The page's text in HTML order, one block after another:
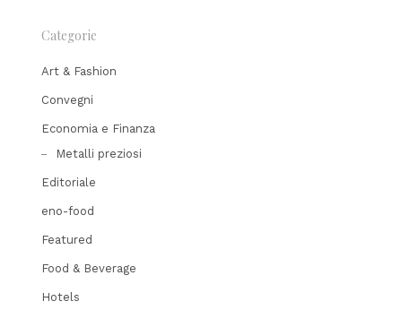
Categorie
Art & Fashion
Convegni
Economia e Finanza
Metalli preziosi
Editoriale
eno-food
Featured
Food & Beverage
Hotels